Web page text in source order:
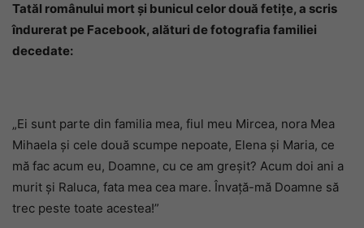
Tatăl românului mort și bunicul celor două fetițe, a scris
îndurerat pe Facebook, alături de fotografia familiei
decedate:
„Ei sunt parte din familia mea, fiul meu Mircea, nora Mea
Mihaela și cele două scumpe nepoate, Elena și Maria, ce
mă fac acum eu, Doamne, cu ce am greșit? Acum doi ani a
murit și Raluca, fata mea cea mare. Învață-mă Doamne să
trec peste toate acestea!”